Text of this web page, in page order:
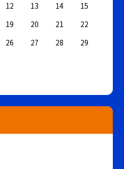
12 13 14
15
19 20 21
22
26 27 28
29